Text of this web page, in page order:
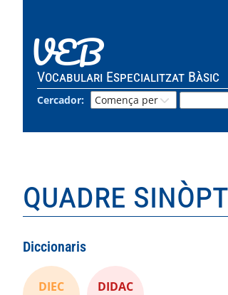
VEB
Vocabulari Especialitzat Bàsic
Cercador:
quadre
Diccionaris
DIEC DIDAC